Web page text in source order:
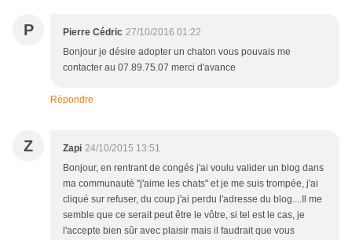
P Pierre Cédric 27/10/2016 01:22
Bonjour je désire adopter un chaton vous pouvais me
contacter au 07.89.75.07 merci d'avance
Répondre
Z Zapi 24/10/2015 13:51
Bonjour, en rentrant de congés j'ai voulu valider un blog dans
ma communauté "j'aime les chats" et je me suis trompée, j'ai
cliqué sur refuser, du coup j'ai perdu l'adresse du blog....Il me
semble que ce serait peut être le vôtre, si tel est le cas, je
l'accepte bien sûr avec plaisir mais il faudrait que vous